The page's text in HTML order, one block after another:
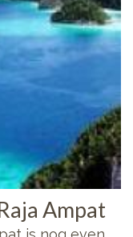
Ampat